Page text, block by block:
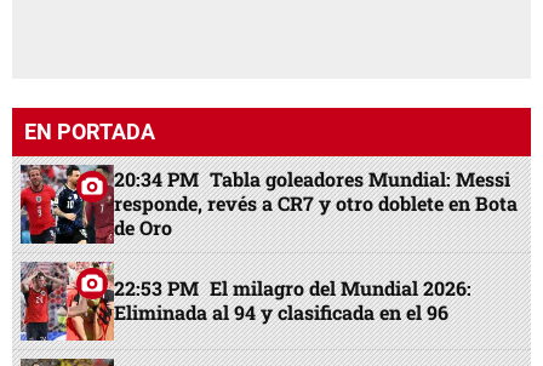
EN PORTADA
20:34 PM Tabla goleadores Mundial: Messi
responde, revés a CR7 y otro doblete en Bota
de Oro
22:53 PM El milagro del Mundial 2026:
Eliminada al 94 y clasificada en el 96